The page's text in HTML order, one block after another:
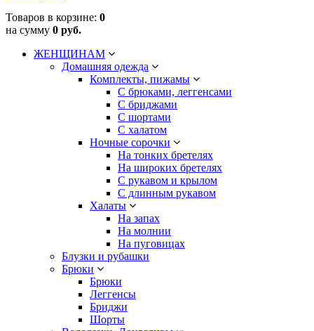
Товаров в корзине: 0
на сумму 0 руб.
ЖЕНЩИНАМ
Домашняя одежда
Комплекты, пижамы
С брюками, леггенсами
С бриджами
С шортами
С халатом
Ночные сорочки
На тонких бретелях
На широких бретелях
С рукавом и крылом
С длинным рукавом
Халаты
На запах
На молнии
На пуговицах
Блузки и рубашки
Брюки
Брюки
Леггенсы
Бриджи
Шорты